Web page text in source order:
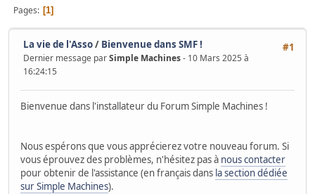
Pages 1
#1
La vie de l'Asso/ Bienvenue dans SMF !
Dernier message parSimple Machines- 10 Mars 2025 à
16:24:15
Bienvenue dans l'installateur du Forum Simple Machines !
Nous espérons que vous apprécierez votre nouveau forum. Si
vous éprouvez des problèmes, n'hésitez pas à nous contacter
pour obtenir de l'assistance (en français dans la section dédiée
sur Simple Machines).